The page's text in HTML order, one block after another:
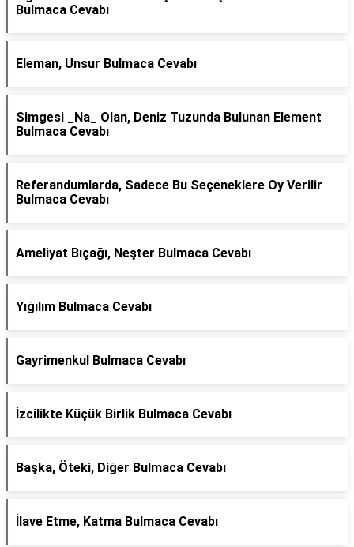
Bulmaca Cevabı
Eleman, Unsur Bulmaca Cevabı
Simgesi _Na_ Olan, Deniz Tuzunda Bulunan Element
Bulmaca Cevabı
Referandumlarda, Sadece Bu Seçeneklere Oy Verilir
Bulmaca Cevabı
Ameliyat Bıçağı, Neşter Bulmaca Cevabı
Yığılım Bulmaca Cevabı
Gayrimenkul Bulmaca Cevabı
İzcilikte Küçük Birlik Bulmaca Cevabı
Başka, Öteki, Diğer Bulmaca Cevabı
İlave Etme, Katma Bulmaca Cevabı